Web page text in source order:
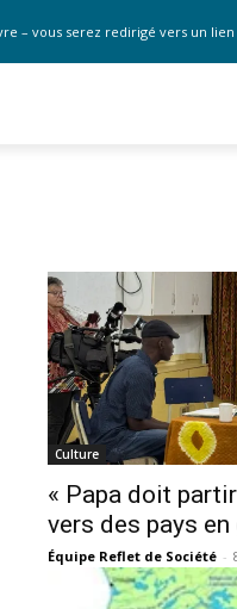
– vous serez redirigé vers un
Culture
« Papa doit
vers des pays en
Équipe Reflet de Société -